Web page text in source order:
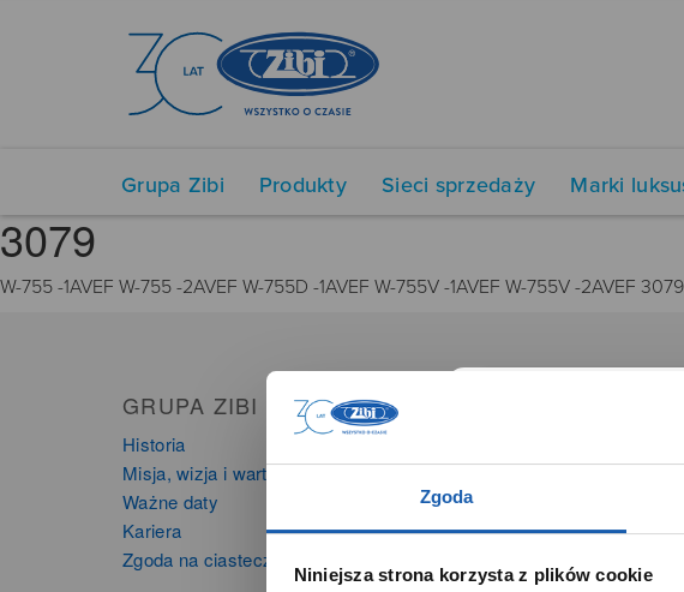
Zgoda
Niniejsza strona korzysta z plików cookie
Grupa Zibi Produkty Sieci sprzedaży Marki
3079
W-755 -1AVEF W-755 -2AVEF W-755D -1AVEF W-755V -1AVEF W-755V -2AVEF 3079
GRUPA ZIBI
Historia
Misja, wizja i wartości Grupy Zibi
Ważne daty
Kariera
Zgoda na ciasteczka
Instrumenty muzyczne
Kalkulatory